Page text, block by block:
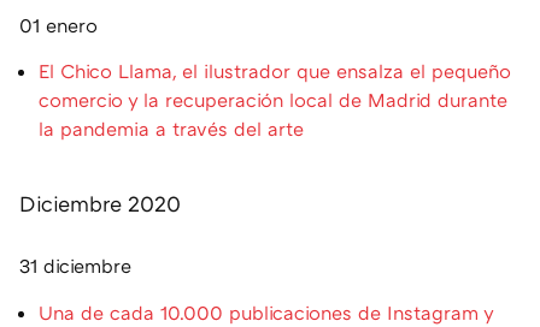
01 enero
El Chico Llama, el ilustrador que ensalza el pequeño
comercio y la recuperación local de Madrid durante
la pandemia a través del arte
Diciembre 2020
31 diciembre
Una de cada 10.000 publicaciones de Instagram y